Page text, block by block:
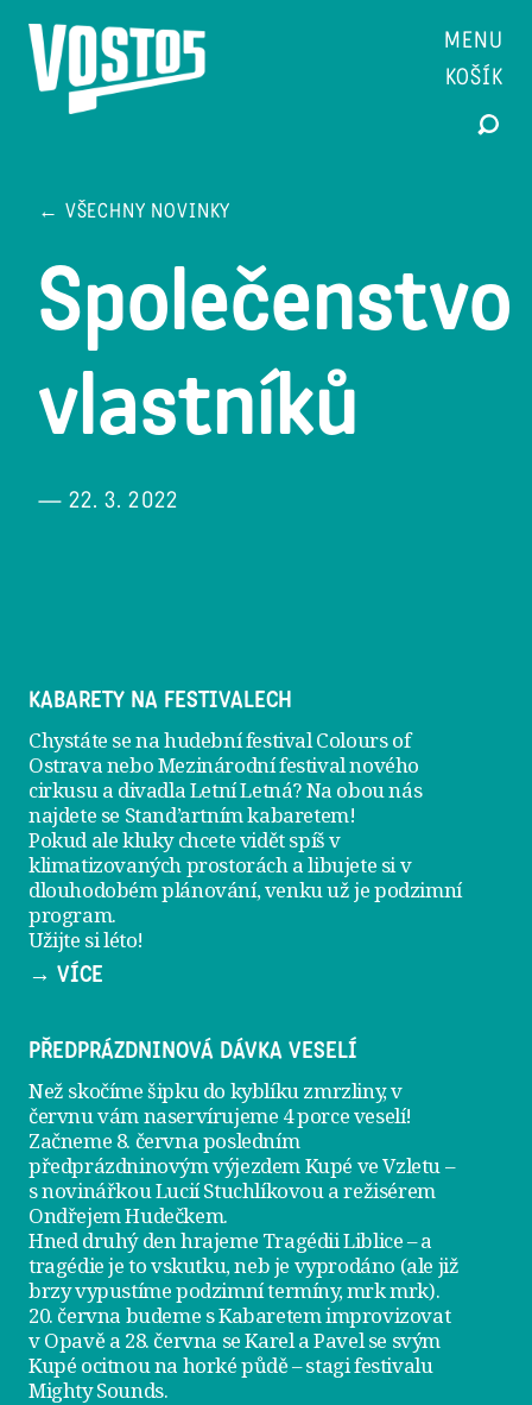
MENU
KOŠÍK
← VŠECHNY NOVINKY
Společenstvo
vlastníků
— 22. 3. 2022
KABARETY NA FESTIVALECH
Chystáte se na hudební festival Colours of
Ostrava nebo Mezinárodní festival nového
cirkusu a divadla Letní Letná? Na obou nás
najdete se Stand’artním kabaretem!
Pokud ale kluky chcete vidět spíš v
klimatizovaných prostorách a libujete si v
dlouhodobém plánování, venku už jepodzimní
program.
Užijte si léto!
→ VÍCE
PŘEDPRÁZDNINOVÁ DÁVKA VESELÍ
Než skočíme šipku do kyblíku zmrzliny, v
červnu vám naservírujeme 4 porce veselí!
Začneme 8. června posledním
předprázdninovým výjezdemKupé ve Vzletu–
s novinářkou Lucií Stuchlíkovou a režisérem
Ondřejem Hudečkem.
Hned druhý den hrajeme Tragédii Liblice– a
tragédie je to vskutku, neb je vyprodáno (ale již
brzy vypustíme podzimní termíny, mrk mrk).
20. června budeme s Kabaretem improvizovat
v Opavě a 28. června se Karel a Pavel se svým
Kupé ocitnou na horké půdě – stagi festivalu
Mighty Sounds.